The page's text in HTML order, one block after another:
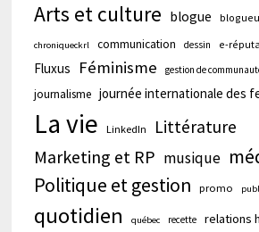
Arts et culture blogue
chroniqueckrl communication dessin e-
Fluxus Féminisme gestion de
journalisme journée internationale des
La vie LinkedIn Littérature
Marketing et RP musique
Politique et gestion
promo
quotidien québec recette relations